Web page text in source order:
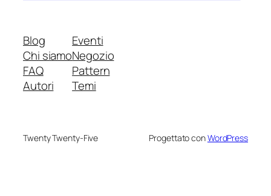
Blog
Chi siamo
FAQ
Autori
Eventi
Negozio
Pattern
Temi
Twenty Twenty-Five Progettato conWordPress